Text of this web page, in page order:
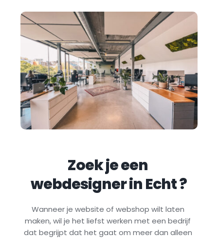
Zoek je een
webdesigner in Echt ?
Wanneer je website of webshop wilt laten
maken, wil je het liefst werken met een bedrijf
dat begrijpt dat het gaat om meer dan alleen